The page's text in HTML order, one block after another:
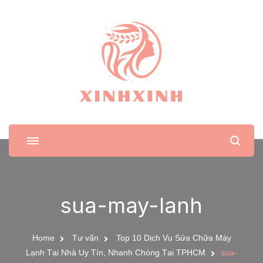
XinhXinh
Trang tin tức cho phái đẹp
sua-may-lanh
Home Tư vấn
Top 10 Dịch Vụ Sửa Chữa Máy
Lạnh Tại Nhà Uy Tín, Nhanh Chóng Tại TPHCM
sua-